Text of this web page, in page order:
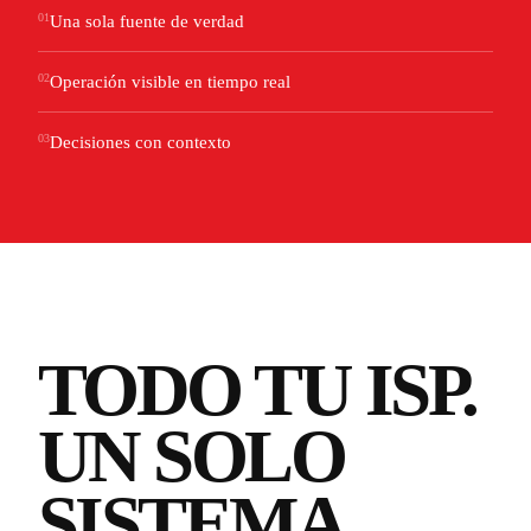
01Una sola fuente de verdad
02Operación visible en tiempo real
03Decisiones con contexto
TODO TU ISP.
UN SOLO